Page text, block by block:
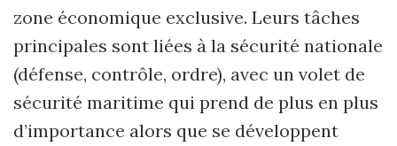
zone économique exclusive. Leurs tâches
principales sont liées à la sécurité nationale
(défense, contrôle, ordre), avec un volet de
sécurité maritime qui prend de plus en plus
d’importance alors que se développent